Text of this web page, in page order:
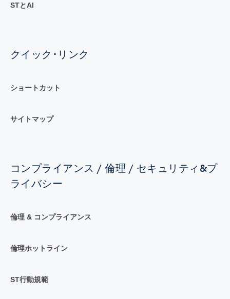
STとAI
クイック･リンク
ショートカット
サイトマップ
コンプライアンス / 倫理 / セキュリティ&プ
ライバシー
倫理 & コンプライアンス
倫理ホットライン
ST行動規範